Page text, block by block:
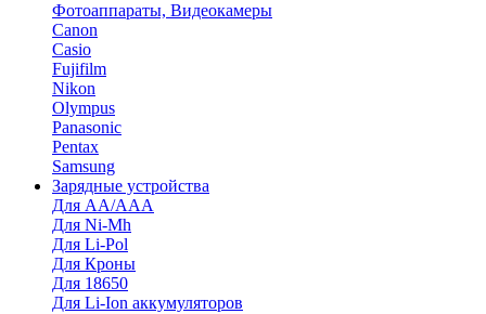
Фотоаппараты, Видеокамеры
Canon
Casio
Fujifilm
Nikon
Olympus
Panasonic
Pentax
Samsung
Зарядные устройства
Для AA/AAA
Для Ni-Mh
Для Li-Pol
Для Кроны
Для 18650
Для Li-Ion аккумуляторов